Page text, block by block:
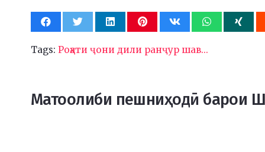
Tags: Роҳати ҷони дили ранҷур шав...
Матоолиби пешниҳодӣ барои